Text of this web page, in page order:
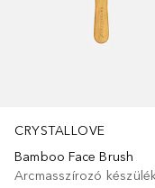
CRYSTALLOVE
Bamboo Face Brush
Arcmasszírozó